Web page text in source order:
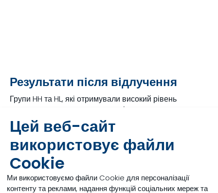
Цей веб-сайт
використовує файли
Cookie
Ми використовуємо файли Cookie для персоналізації
контенту та реклами, надання функцій соціальних мереж та
Результати після відлучення
Групи HH та HL, які отримували високий рівень
молозива, показали незначне підвищення споживання
сухої речовини та приросту живої маси. Ефективність
використання корму була майже однаковою.
Рисунок 1: Споживання сухої речовини (DMI),
середньодобовий приріст (ADG) та ефективність
використання корму у 4 групах телят голштинської
породи, які отримували різні рівні молозива та ЗЦМ.